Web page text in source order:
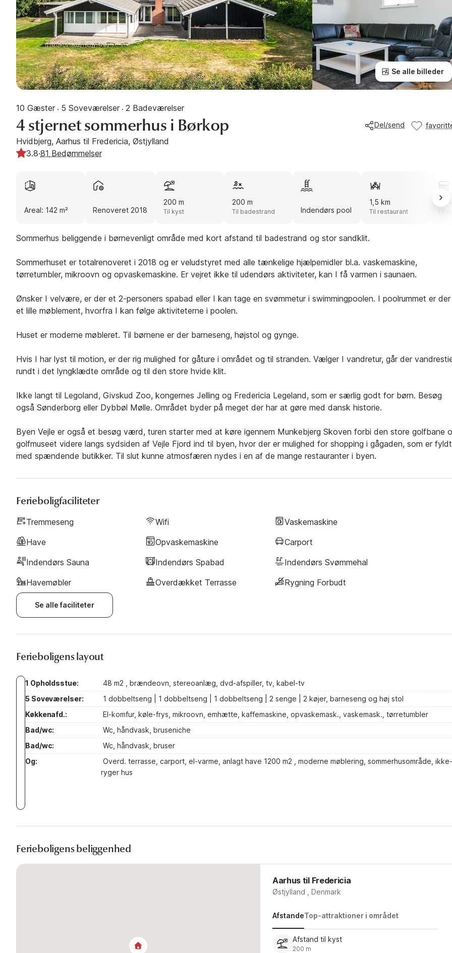
Se alle billeder
10 Gæster · 5 Soveværelser · 2 Badeværelser
4 stjernet sommerhus i Børkop
Hvidbjerg, Aarhus til Fredericia, Østjylland
Del/send
3.8·81 Bedømmelser
Areal: 142 m² Renoveret 2018
200 m
Til kyst
200 m
Til badestrand Indendørs pool
1,5 km
Til restaurant
1,5
Til
Sommerhus beliggende i børnevenligt område med kort afstand til badestrand og stor sandklit.
Sommerhuset er totalrenoveret i 2018 og er veludstyret med alle tænkelige hjælpemidler bl.a. vaskemaskine,
tørretumbler, mikroovn og opvaskemaskine. Er vejret ikke til udendørs aktiviteter, kan I få varmen i saunaen.
Ønsker I velvære, er der et 2-personers spabad eller I kan tage en svømmetur i swimmingpoolen. I poolrummet er der
et lille møblement, hvorfra I kan følge aktiviteterne i poolen.
Huset er moderne møbleret. Til børnene er der barneseng, højstol og gynge.
Hvis I har lyst til motion, er der rig mulighed for gåture i området og til stranden. Vælger I vandretur, går der
rundt i det lyngklædte område og til den store hvide klit.
Ikke langt til Legoland, Givskud Zoo, kongernes Jelling og Fredericia Legeland, som er særlig godt for børn. Besøg
også Sønderborg eller Dybbøl Mølle. Området byder på meget der har at gøre med dansk historie.
Byen Vejle er også et besøg værd, turen starter med at køre igennem Munkebjerg Skoven forbi den store golfbane
golfmuseet videre langs sydsiden af Vejle Fjord ind til byen, hvor der er mulighed for shopping i gågaden, som er fyldt
med spændende butikker. Til slut kunne atmosfæren nydes i en af de mange restauranter i byen.
Ferieboligfaciliteter
Tremmeseng Wifi
Vaskemaskine
Have
Opvaskemaskine
Carport
Indendørs Sauna
Indendørs Spabad
Indendørs Svømmehal
Havemøbler
Overdækket Terrasse Rygning Forbudt
Se alle faciliteter
Ferieboligens layout
1 Opholdsstue:
48 m2 , brændeovn, stereoanlæg, dvd-afspiller, tv, kabel-tv
5 Soveværelser:
1 dobbeltseng | 1 dobbeltseng | 1 dobbeltseng | 2 senge | 2 køjer, barneseng og høj stol
Køkkenafd.:
El-komfur, køle-frys, mikroovn, emhætte, kaffemaskine, opvaskemask., vaskemask., tørretumbler
Bad/wc:
Wc, håndvask, bruseniche
Bad/wc:
Wc, håndvask, bruser
Og:
Overd. terrasse, carport, el-varme, anlagt have 1200 m2 , moderne møblering, sommerhusområde, ikke-
ryger hus
Ferieboligens beliggenhed
Aarhus til Fredericia
Østjylland , Denmark
AfstandeTop-attraktioner i området
Afstand til kyst
200 m